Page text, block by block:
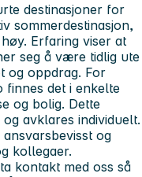
destinasjoner for
sommerdestinasjon,
Erfaring viser at
seg å være tidlig ute
og oppdrag. For
finnes det i enkelte
og bolig. Dette
avklares individuelt.
og
kollegaer.
kontakt med oss så